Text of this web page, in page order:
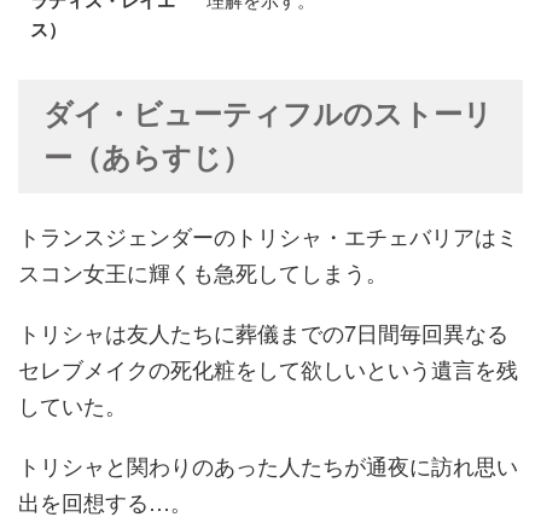
ス）
ダイ・ビューティフルのストーリ
ー（あらすじ）
トランスジェンダーのトリシャ・エチェバリアはミ
スコン女王に輝くも急死してしまう。
トリシャは友人たちに葬儀までの7日間毎回異なる
セレブメイクの死化粧をして欲しいという遺言を残
していた。
トリシャと関わりのあった人たちが通夜に訪れ思い
出を回想する…。